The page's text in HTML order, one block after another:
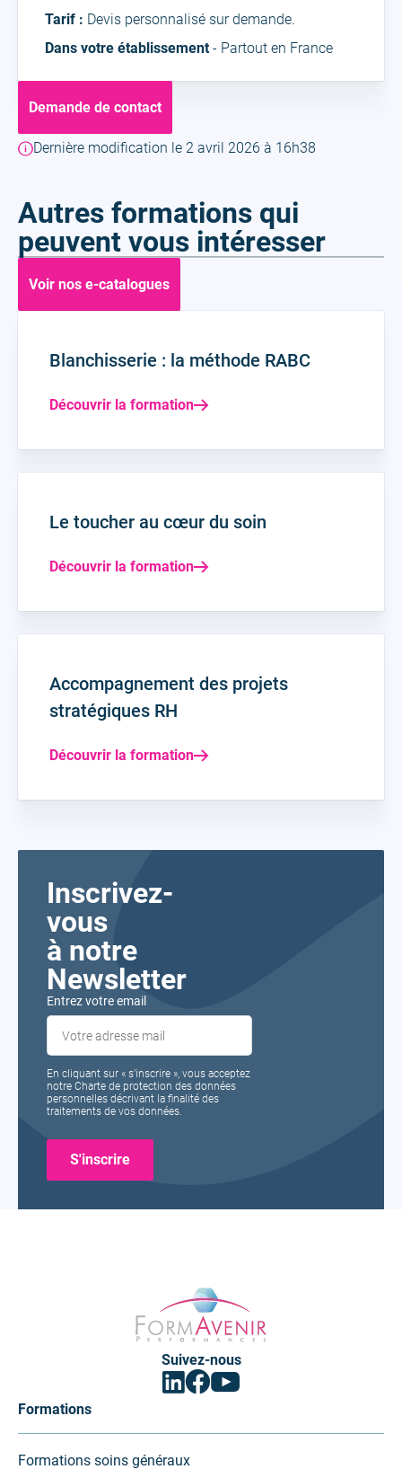
Tarif : Devis personnalisé sur demande.
Dans votre établissement- Partout en France
Demande de contact
Dernière modification le 2 avril 2026 à 16h38
Autres formations qui
peuvent vous intéresser
Voir nos e-catalogues
Blanchisserie : la méthode RABC
Découvrir la formation
Le toucher au cœur du soin
Découvrir la formation
Accompagnement des projets
stratégiques RH
Découvrir la formation
Inscrivez-
vous
à notre
Newsletter
Entrez votre email
En cliquant sur « s’inscrire », vous acceptez
notre Charte de protection des données
personnelles décrivant la finalité des
traitements de vos données.
Formavenir
Performances
Suivez-nous
Linkedin
(ouvrir
nouvel
Facebook
(ouvrir
nouvel
Youtube
(ouvrir
nouvel
Formations
Formations soins généraux